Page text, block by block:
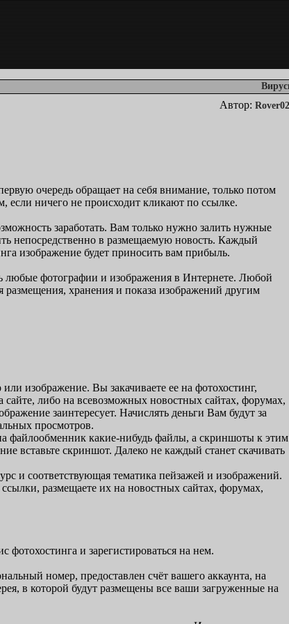
Автор:
очередь обращает на себя внимание, только потом
если ничего не происходит кликают по ссылке.
заработать. Вам только нужно залить нужные
непосредственно в размещаемую новость. Каждый
изображение будет приносить вам прибыль.
любые фотографии и изображения в Интернете. Любой
хранения и показа изображений другим
изображение. Вы закачиваете ее на фотохостинг,
сайте, либо на всевозможных новостных сайтах, форумах,
заинтересует. Начислять деньги Вам будут за
просмотров.
файлообменник какие-нибудь файлы, а скриншоты к этим
вставьте скриншот. Далеко не каждый станет скачивать
и соответствующая тематика пейзажей и изображений.
размещаете их на новостных сайтах, форумах,
фотохостинга и зарегистироваться на нем.
номер, предоставлен счёт вашего аккаунта, на
в которой будут размещены все ваши загруженные на